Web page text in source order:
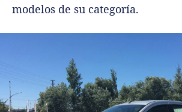
modelos de su categoría.